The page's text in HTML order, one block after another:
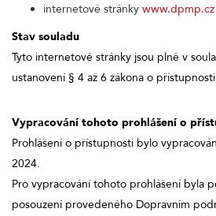
internetové stránky www.dpmp.cz
Stav souladu
Tyto internetové stránky jsou plně v
ustanovení § 4 až 6 zákona o
Vypracování tohoto prohlášení o
Prohlášení o přístupnosti bylo
2024.
Pro vypracování tohoto prohlášení byla
posouzení provedeného Dopravním